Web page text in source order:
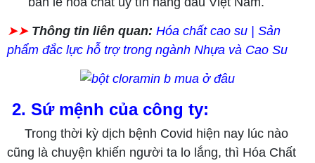
➤➤ Thông tin liên quan: Hóa chất cao su | Sản
phẩm đắc lực hỗ trợ trong ngành Nhựa và Cao Su
2. Sứ mệnh của công ty:
Trong thời kỳ dịch bệnh Covid hiện nay lúc nào
cũng là chuyện khiến người ta lo lắng, thì Hóa Chất